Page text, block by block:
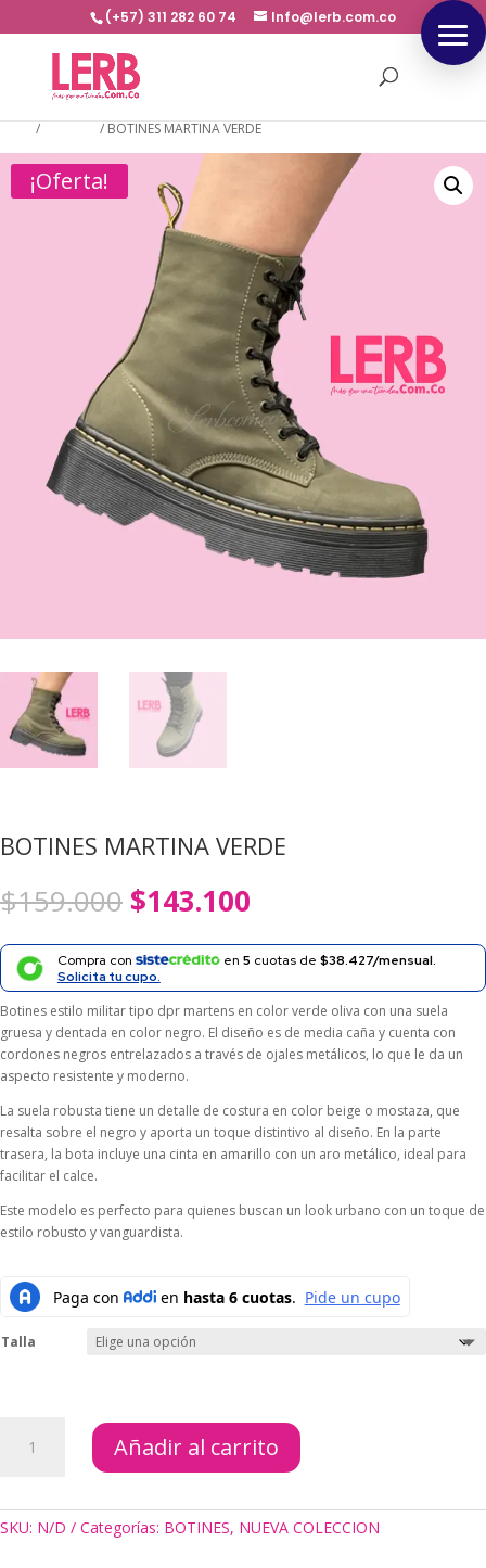
(+57) 311 282 60 74 Info@lerb.com.co
/ / BOTINES MARTINA VERDE
¡Oferta!
BOTINES MARTINA VERDE
$159.000 El
precio
original
era:
$159.000.
$143.100
actual
es:
$143.100.
Compra con en 5 cuotas de $38.427/mensual.
Solicita tu cupo.
Botines estilo militar tipo dpr martens en color verde oliva con una suela
gruesa y dentada en color negro. El diseño es de media caña y cuenta con
cordones negros entrelazados a través de ojales metálicos, lo que le da un
aspecto resistente y moderno.
La suela robusta tiene un detalle de costura en color beige o mostaza, que
resalta sobre el negro y aporta un toque distintivo al diseño. En la parte
trasera, la bota incluye una cinta en amarillo con un aro metálico, ideal para
facilitar el calce.
Este modelo es perfecto para quienes buscan un look urbano con un toque de
estilo robusto y vanguardista.
Talla
MARTINA
Añadir al carrito
SKU: N/D Categorías: BOTINES, NUEVA COLECCION